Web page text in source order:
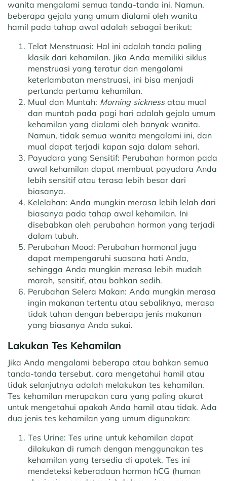
wanita mengalami semua tanda-tanda ini. Namun,
beberapa gejala yang umum dialami oleh wanita
hamil pada tahap awal adalah sebagai berikut:
Telat Menstruasi: Hal ini adalah tanda paling
klasik dari kehamilan. Jika Anda memiliki siklus
menstruasi yang teratur dan mengalami
keterlambatan menstruasi, ini bisa menjadi
pertanda pertama kehamilan.
Mual dan Muntah: Morning sicknessatau mual
dan muntah pada pagi hari adalah gejala umum
kehamilan yang dialami oleh banyak wanita.
Namun, tidak semua wanita mengalami ini, dan
mual dapat terjadi kapan saja dalam sehari.
Payudara yang Sensitif: Perubahan hormon pada
awal kehamilan dapat membuat payudara Anda
lebih sensitif atau terasa lebih besar dari
biasanya.
Kelelahan: Anda mungkin merasa lebih lelah dari
biasanya pada tahap awal kehamilan. Ini
disebabkan oleh perubahan hormon yang terjadi
dalam tubuh.
Perubahan Mood: Perubahan hormonal juga
dapat mempengaruhi suasana hati Anda,
sehingga Anda mungkin merasa lebih mudah
marah, sensitif, atau bahkan sedih.
Perubahan Selera Makan: Anda mungkin merasa
ingin makanan tertentu atau sebaliknya, merasa
tidak tahan dengan beberapa jenis makanan
yang biasanya Anda sukai.
Lakukan Tes Kehamilan
Jika Anda mengalami beberapa atau bahkan semua
tanda-tanda tersebut, cara mengetahui hamil atau
tidak selanjutnya adalah melakukan tes kehamilan.
Tes kehamilan merupakan cara yang paling akurat
untuk mengetahui apakah Anda hamil atau tidak. Ada
dua jenis tes kehamilan yang umum digunakan:
Tes Urine: Tes urine untuk kehamilan dapat
dilakukan di rumah dengan menggunakan tes
kehamilan yang tersedia di apotek. Tes ini
mendeteksi keberadaan hormon hCG (human